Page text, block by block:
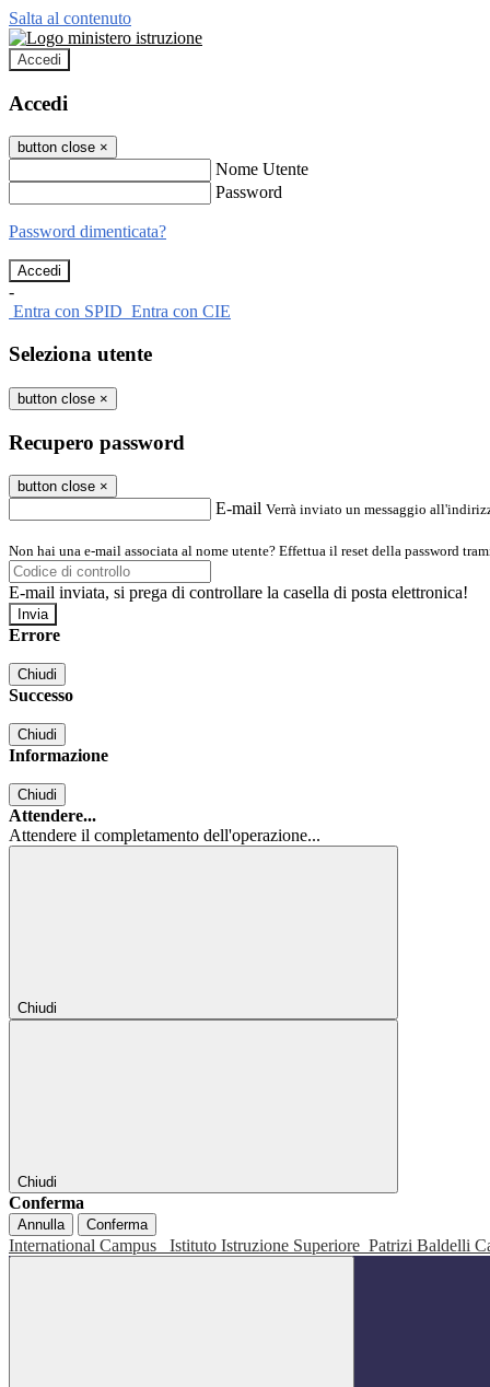
Salta al contenuto
Accedi
Accedi
button close ×
Nome Utente
Password
Password dimenticata?
-
Entra con SPID Entra con CIE
Seleziona utente
button close ×
Recupero password
button close ×
E-mail Verrà inviato un messaggio
Non hai una e-mail associata al nome utente? Effettua il reset della password
E-mail inviata, si prega di controllare la casella di posta elettronica!
Errore
Chiudi
Successo
Chiudi
Informazione
Chiudi
Attendere...
Attendere il completamento dell'operazione...
Chiudi
Chiudi
Conferma
Annulla Conferma
International Campus Istituto Istruzione Superiore Patrizi Baldelli